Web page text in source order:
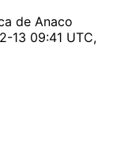
de Anaco
13 09:41 UTC,